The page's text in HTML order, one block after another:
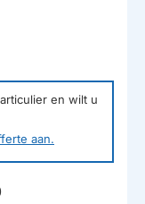
en wilt u
aan.